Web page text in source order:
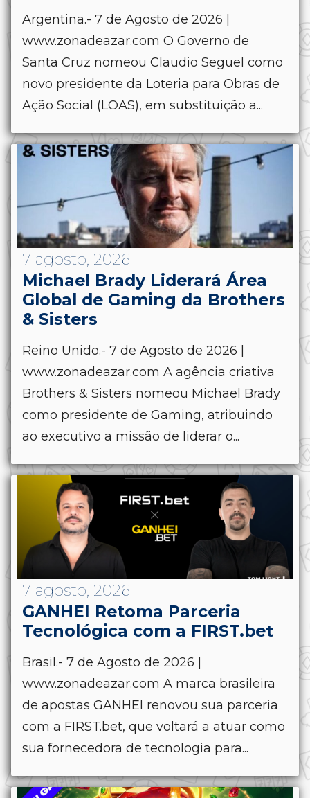
Argentina.- 7 de Agosto de 2026 |
www.zonadeazar.com O Governo de
Santa Cruz nomeou Claudio Seguel como
novo presidente da Loteria para Obras de
Ação Social (LOAS), em substituição a...
7 agosto, 2026
Michael Brady Liderará Área
Global de Gaming da Brothers
& Sisters
Reino Unido.- 7 de Agosto de 2026 |
www.zonadeazar.com A agência criativa
Brothers & Sisters nomeou Michael Brady
como presidente de Gaming, atribuindo
ao executivo a missão de liderar o...
7 agosto, 2026
GANHEI Retoma Parceria
Tecnológica com a FIRST.bet
Brasil.- 7 de Agosto de 2026 |
www.zonadeazar.com A marca brasileira
de apostas GANHEI renovou sua parceria
com a FIRST.bet, que voltará a atuar como
sua fornecedora de tecnologia para...